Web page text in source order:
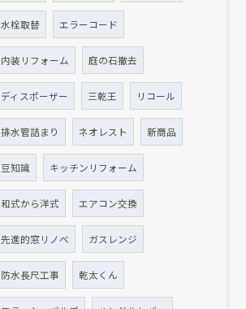
水栓取替 エラーコード
内装リフォーム 庭の石撤去
ディスポーザー 三乾王 リコール
排水管詰まり ネオレスト 新商品
豆知識 キッチンリフォーム
和式から洋式 エアコン交換
先進的窓リノベ ガスレンジ
防水長尺工事 乾太くん